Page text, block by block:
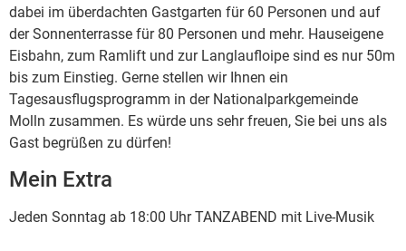
dabei im überdachten Gastgarten für 60 Personen und auf
der Sonnenterrasse für 80 Personen und mehr. Hauseigene
Eisbahn, zum Ramlift und zur Langlaufloipe sind es nur 50m
bis zum Einstieg. Gerne stellen wir Ihnen ein
Tagesausflugsprogramm in der Nationalparkgemeinde
Molln zusammen. Es würde uns sehr freuen, Sie bei uns als
Gast begrüßen zu dürfen!
Mein Extra
Jeden Sonntag ab 18:00 Uhr TANZABEND mit Live-Musik